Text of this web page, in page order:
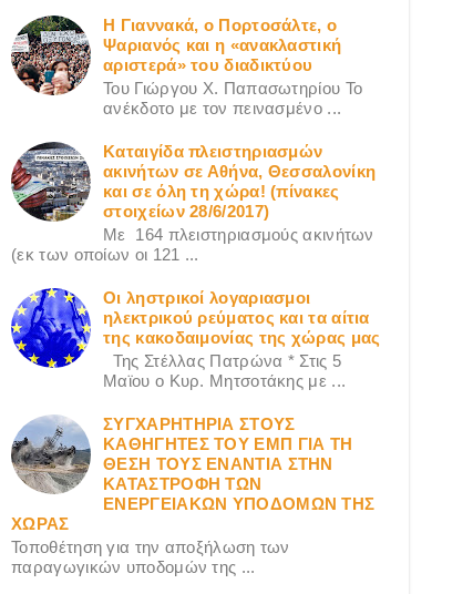
Η Γιαννακά, ο Πορτοσάλτε, ο
Ψαριανός και η «ανακλαστική
αριστερά» του διαδικτύου
Του Γιώργου X. Παπασωτηρίου Το
ανέκδοτο με τον πεινασμένο ...
Καταιγίδα πλειστηριασμών
ακινήτων σε Αθήνα, Θεσσαλονίκη
και σε όλη τη χώρα! (πίνακες
στοιχείων 28/6/2017)
Με 164 πλειστηριασμούς ακινήτων
(εκ των οποίων οι 121 ...
Οι ληστρικοί λογαριασμοι
ηλεκτρικού ρεύματος και τα αίτια
της κακοδαιμονίας της χώρας μας
Της Στέλλας Πατρώνα * Στις 5
Μαϊου ο Κυρ. Μητσοτάκης με ...
ΣΥΓΧΑΡΗΤΗΡΙΑ ΣΤΟΥΣ
ΚΑΘΗΓΗΤΕΣ ΤΟΥ ΕΜΠ ΓΙΑ ΤΗ
ΘΕΣΗ ΤΟΥΣ ΕΝΑΝΤΙΑ ΣΤΗΝ
ΚΑΤΑΣΤΡΟΦΗ ΤΩΝ
ΕΝΕΡΓΕΙΑΚΩΝ ΥΠΟΔΟΜΩΝ ΤΗΣ
ΧΩΡΑΣ
Τοποθέτηση για την αποξήλωση των
παραγωγικών υποδομών της ...